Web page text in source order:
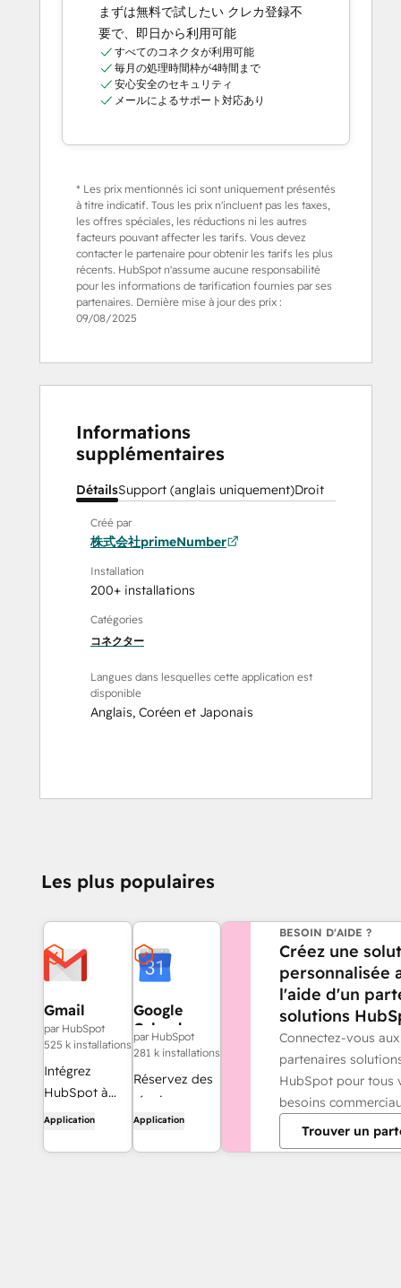
まずは無料で試したい クレカ登録不
要で、即日から利用可能
すべてのコネクタが利用可能
毎月の処理時間枠が4時間まで
安心安全のセキュリティ
メールによるサポート対応あり
* Les prix mentionnés ici sont uniquement présentés
à titre indicatif. Tous les prix n'incluent pas les taxes,
les offres spéciales, les réductions ni les autres
facteurs pouvant affecter les tarifs. Vous devez
contacter le partenaire pour obtenir les tarifs les plus
récents. HubSpot n'assume aucune responsabilité
pour les informations de tarification fournies par ses
partenaires. Dernière mise à jour des prix :
09/08/2025
Informations
supplémentaires
DétailsSupport (anglais uniquement)Droit
Créé par
株式会社primeNumber
Installation
200+ installations
Catégories
コネクター
Langues dans lesquelles cette application est
disponible
Anglais, Coréen et Japonais
Les plus populaires
Gmail
par HubSpot
525 k installations
Intégrez
HubSpot à
votre boîte de
grâce à
Application
Google
Calendar
par HubSpot
281 k installations
Réservez des
réunions
rapidement et
Application
BESOIN D'AIDE ?
Créez une
personnalisée
l'aide d'un
solutions
Connectez-vous aux
partenaires
HubSpot pour tous
besoins
Trouver un